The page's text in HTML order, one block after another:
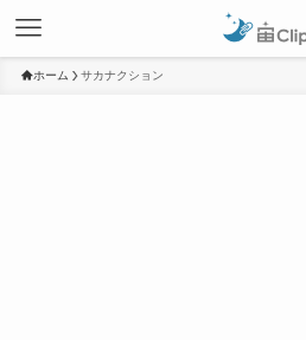
ホーム サカナクション